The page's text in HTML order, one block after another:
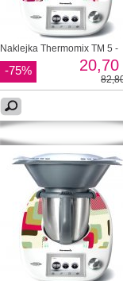
Naklejka Thermomix TM 5 -
-75% 20,70